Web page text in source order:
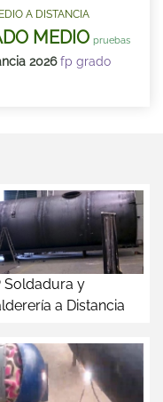
A DISTANCIA
MEDIO pruebas
2026 fp grado
Soldadura y
a Distancia